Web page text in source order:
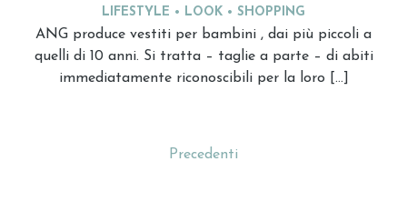
LIFESTYLE LOOK SHOPPING
ANG produce vestiti per bambini , dai più piccoli a
quelli di 10 anni. Si tratta – taglie a parte – di abiti
immediatamente riconoscibili per la loro […]
Precedenti